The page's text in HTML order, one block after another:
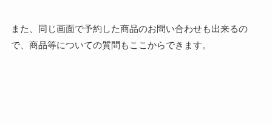
また、同じ画面で予約した商品のお問い合わせも出来るの
で、商品等についての質問もここからできます。